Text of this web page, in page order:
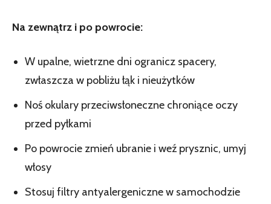
Na zewnątrz i po powrocie:
W upalne, wietrzne dni ogranicz spacery,
zwłaszcza w pobliżu łąk i nieużytków
Noś okulary przeciwsłoneczne chroniące oczy
przed pyłkami
Po powrocie zmień ubranie i weź prysznic, umyj
włosy
Stosuj filtry antyalergeniczne w samochodzie